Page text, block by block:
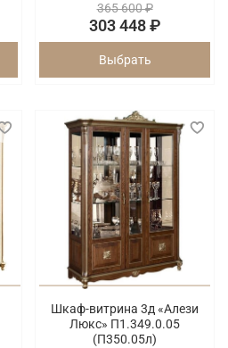
365 600 ₽
303 448 ₽
Выбрать
Шкаф-витрина 3д «Алези
Люкс» П1.349.0.05
(П350.05л)